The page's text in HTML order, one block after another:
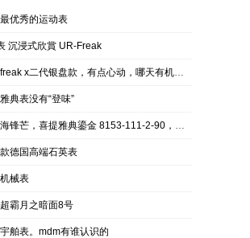
优秀的运动表
沉浸式欣賞 UR-Freak
x二代银盘款，有点心动，哪天有机会去实体店试戴一下感受感受。
典表没有“登味”
芒，喜提雅典鎏金 8153‑111-2-90，低调正装好选择
德国高端石英表
械表
霸月之暗面8号
舶表。mdm有谁认识的